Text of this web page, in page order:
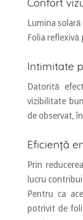
Lumina
Folia
Intimitate
Datorită
vizibilitate
de observat,
Eficiență
Prin
lucru
Pentru ca
potrivit de